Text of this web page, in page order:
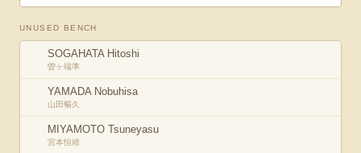
UNUSED BENCH
SOGAHATA Hitoshi
曽ヶ端準
YAMADA Nobuhisa
山田暢久
MIYAMOTO Tsuneyasu
宮本恒靖